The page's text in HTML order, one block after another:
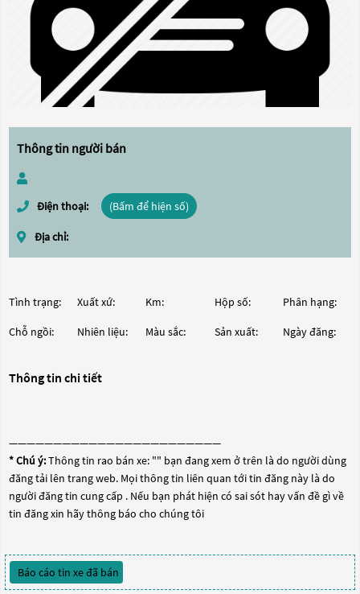
Thông tin người bán
Điện thoại: (Bấm để hiện số)
Địa chỉ:
Tình trạng: Xuất xứ: Km: Hộp số: Phân hạng:
Chỗ ngồi: Nhiên liệu: Màu sắc: Sản xuất: Ngày đăng:
Thông tin chi tiết
————————————————————————
* Chú ý:Thông tin rao bán xe: "" bạn đang xem ở trên là do người dùng
đăng tải lên trang web. Mọi thông tin liên quan tới tin đăng này là do
người đăng tin cung cấp . Nếu bạn phát hiện có sai sót hay vấn đề gì về
tin đăng xin hãy thông báo cho chúng tôi
Báo cáo tin xe đã bán